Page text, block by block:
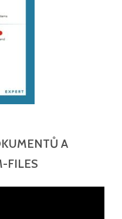
A
FILES